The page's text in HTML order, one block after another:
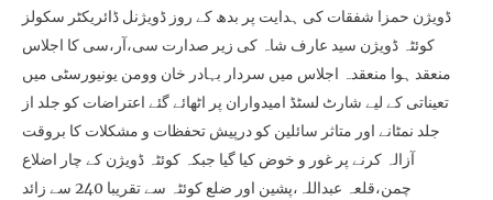
ڈویژن حمزا شفقات کی ہدایت پر بدھ کے روز ڈویژنل ڈائریکٹر سکولز
کوئٹہ ڈویژن سید عارف شاہ کی زیر صدارت سی،آر،سی کا اجلاس
منعقد ہوا منعقدہ اجلاس میں سردار بہادر خان وومن یونیورسٹی میں
تعیناتی کے لیے شارٹ لسٹڈ امیدواران پر اٹھائے گئے اعتراضات کو جلد از
جلد نمٹانے اور متاثر سائلین کو درپیش تحفظات و مشکلات کا بروقت
آزالہ کرنے پر غور و خوض کیا گیا جبکہ کوئٹہ ڈویژن کے چار اضلاع
چمن،قلعہ عبداللہ،پشین اور ضلع کوئٹہ سے تقریبا 240 سے زائد